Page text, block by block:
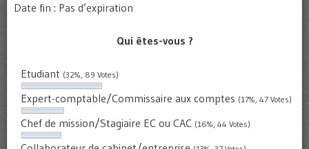
Date fin : Pas d’expiration
Qui êtes-vous ?
Etudiant (32%, 89 Votes)
Expert-comptable/Commissaire aux comptes (17%, 47 Votes)
Chef de mission/Stagiaire EC ou CAC (16%, 44 Votes)